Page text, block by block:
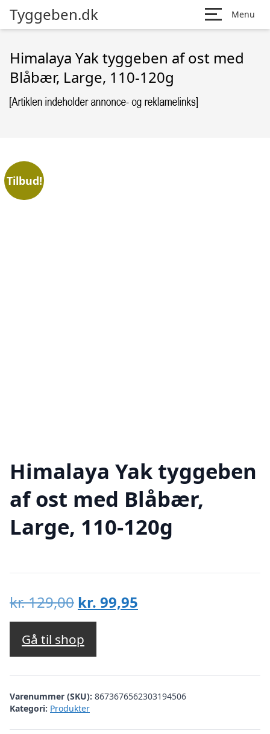
Tyggeben.dk Menu
Himalaya Yak tyggeben af ost med
Blåbær, Large, 110-120g
Tilbud!
Himalaya Yak tyggeben
af ost med Blåbær,
Large, 110-120g
kr.129,00 Den
oprindelige
pris
var:
kr. 129,00.
kr. 99,95
kr. 99,95.
Gå til shop
Varenummer (SKU): 8673676562303194506
Kategori: Produkter